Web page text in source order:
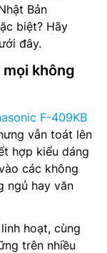
Bản
biệt? Hãy
đây.
không
F-409KB
vẫn toát lên
hợp kiểu dáng
các không
ngủ hay văn
hoạt, cùng
trên nhiều